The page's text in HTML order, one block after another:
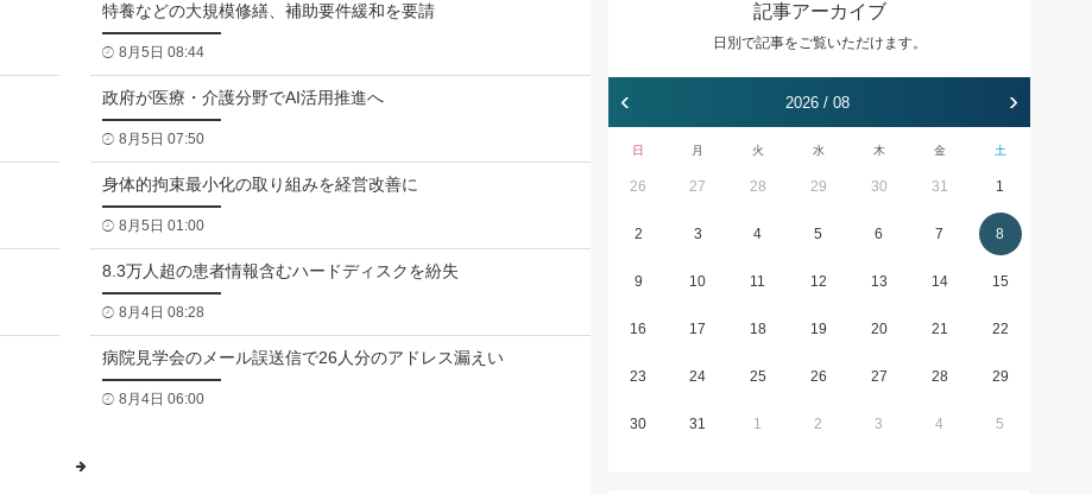
特養などの大規模修繕、補助要件緩和を要請
8月5日 08:44
政府が医療・介護分野でAI活用推進へ
8月5日 07:50
身体的拘束最小化の取り組みを経営改善に
8月5日 01:00
8.3万人超の患者情報含むハードディスクを紛失
8月4日 08:28
病院見学会のメール誤送信で26人分のアドレス漏えい
8月4日 06:00
記事アーカイブ
日別で記事をご覧いただけます。
‹ 2026 / 08 ›
日 月 火 水 木 金 土
26 27 28 29 30 31 1
2 3 4 5 6 7 8
9 10 11 12 13 14 15
16 17 18 19 20 21 22
23 24 25 26 27 28 29
30 31 1 2 3 4 5